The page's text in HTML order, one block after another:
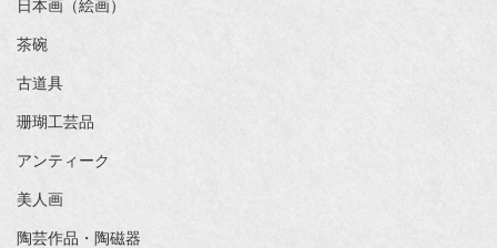
日本画（絵画）
茶碗
古道具
珊瑚工芸品
アンティーク
美人画
陶芸作品・陶磁器